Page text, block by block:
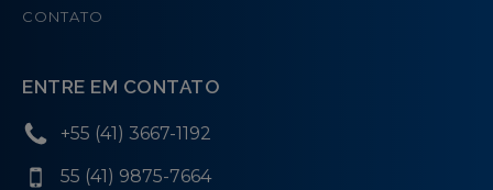
CONTATO
ENTRE EM CONTATO
+55 (41) 3667-1192
55 (41) 9875-7664